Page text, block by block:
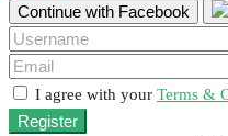
Continue with Facebook
I agree with your Terms &
Register